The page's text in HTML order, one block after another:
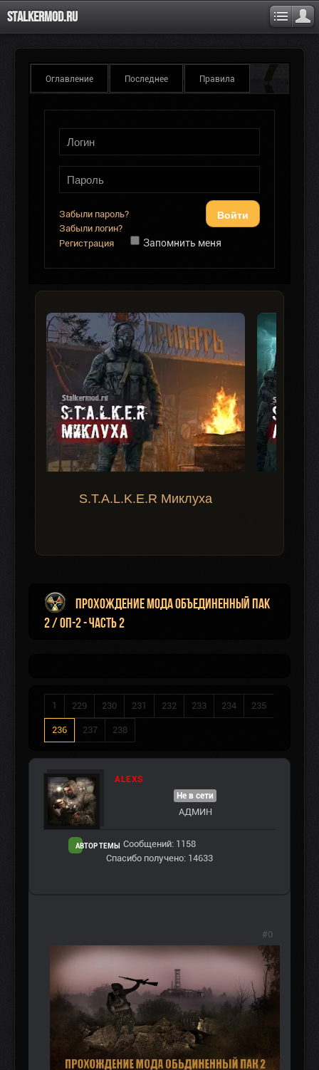
Stalkermod.ru
Оглавление Последнее Правила
Войти
Забыли пароль?
Забыли логин?
Регистрация
Запомнить меня
S.T.A.L.K.E.R Миклуха
Прохождение мода Объединенный Пак
2 / ОП-2 - Часть 2
1 229 230 231 232 233 234 235
236 237 238
ALEXS
АВТОР ТЕМЫ
Не в сети
АДМИН
Сообщений: 1158
Спасибо получено: 14633
#0